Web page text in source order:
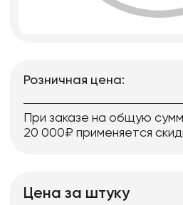
Розничная цена:
При заказе на общую
20 000₽ применяется
Цена за штуку